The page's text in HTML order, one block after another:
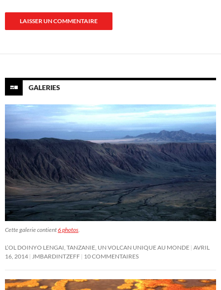
GALERIES
Cette galerie contient6 photos.
L’OL DOINYO LENGAI, TANZANIE, UN VOLCAN UNIQUE AU MONDE AVRIL
16, 2014 JMBARDINTZEFF 10 COMMENTAIRES